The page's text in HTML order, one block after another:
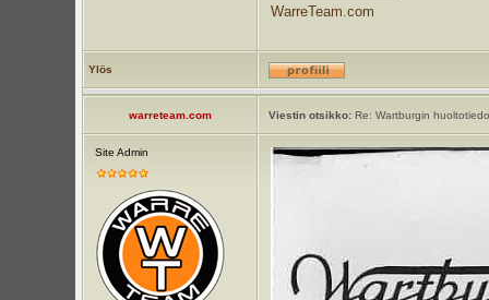
WarreTeam.com
Ylös
warreteam.com Viestin otsikko:Re: Wartburgin
Site Admin